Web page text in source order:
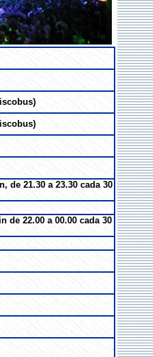
de 21.30 a 23.30 cada 30
de 22.00 a 00.00 cada 30